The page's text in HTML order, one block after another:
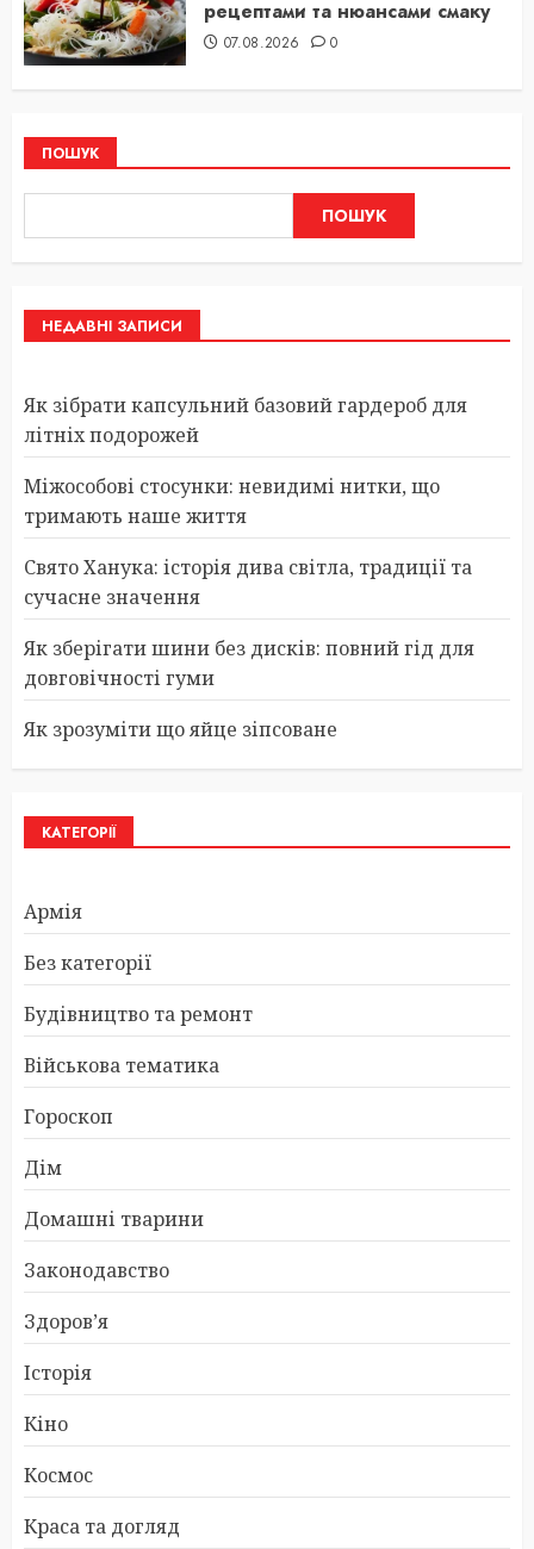
рецептами та нюансами смаку
07.08.2026 0
ПОШУК
ПОШУК
НЕДАВНІ ЗАПИСИ
Як зібрати капсульний базовий гардероб для
літніх подорожей
Міжособові стосунки: невидимі нитки, що
тримають наше життя
Свято Ханука: історія дива світла, традиції та
сучасне значення
Як зберігати шини без дисків: повний гід для
довговічності гуми
Як зрозуміти що яйце зіпсоване
КАТЕГОРІЇ
Армія
Без категорії
Будівництво та ремонт
Військова тематика
Гороскоп
Дім
Домашні тварини
Законодавство
Здоров’я
Історія
Кіно
Космос
Краса та догляд